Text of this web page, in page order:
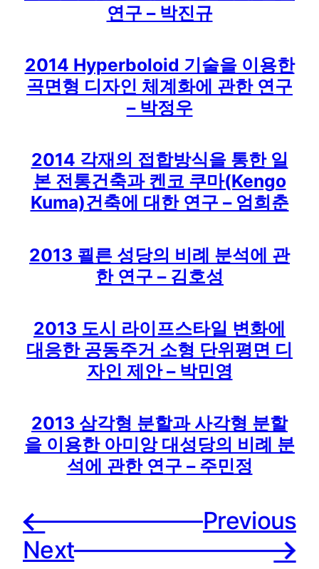
연구 – 박진규
2014 Hyperboloid 기술을 이용한
곡면형 디자인 체계화에 관한 연구
– 박정우
2014 각재의 접합방식을 통한 일
본 전통건축과 켄코 쿠마(Kengo
Kuma)건축에 대한 연구 – 엄희춘
2013 쾰른 성당의 비례 분석에 관
한 연구 – 김호성
2013 도시 라이프스타일 변화에
대응한 공동주거 소형 단위평면 디
자인 제안 – 박민영
2013 삼각형 분할과 사각형 분할
을 이용한 아미앙 대성당의 비례 분
석에 관한 연구 – 주민정
←
Previousㅤ
Next
→